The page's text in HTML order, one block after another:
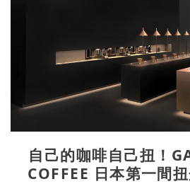
自己的咖啡自己扭！
COFFEE 日本第一間